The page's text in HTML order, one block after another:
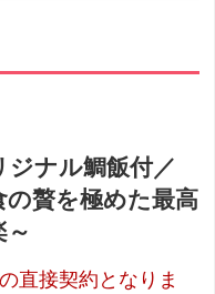
ジナル鯛飯付／
の贅を極めた最高
～
直接契約となりま